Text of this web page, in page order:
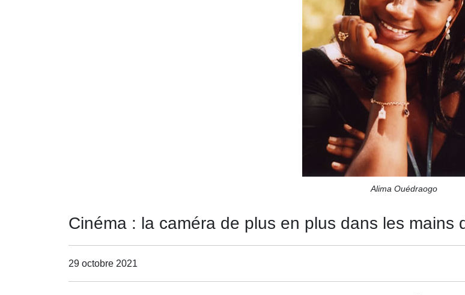
Alima Ouédraogo
Cinéma : la caméra de plus en plus dans les mains
29 octobre 2021